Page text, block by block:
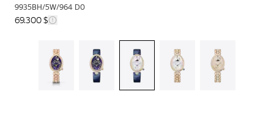
9935BH/5W/964 D0
69.300 $